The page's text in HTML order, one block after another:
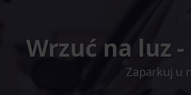
Wrzuć na luz
Zaparkuj u